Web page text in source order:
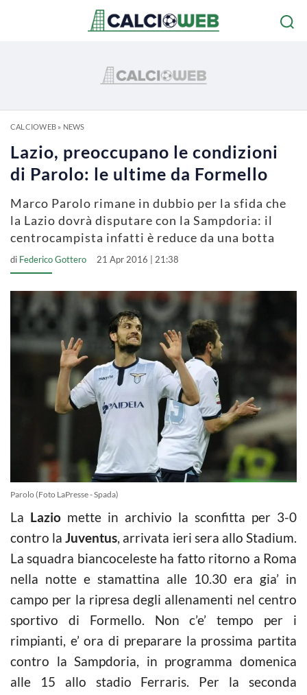
CALCIOWEB» NEWS
Lazio, preoccupano le condizioni
di Parolo: le ultime da Formello
Marco Parolo rimane in dubbio per la sfida che
la Lazio dovrà disputare con la Sampdoria: il
centrocampista infatti è reduce da una botta
di Federico Gottero 21 Apr 2016 | 21:38
Parolo (Foto LaPresse - Spada)
La Lazio mette in archivio la sconfitta per 3-0
contro laJuventus, arrivata ieri sera allo Stadium.
La squadra biancoceleste ha fatto ritorno a Roma
nella notte e stamattina alle 10.30 era gia’ in
campo per la ripresa degli allenamenti nel centro
sportivo di Formello. Non c’e’ tempo per i
rimpianti, e’ ora di preparare la prossima partita
contro la Sampdoria, in programma domenica
alle 15 allo stadio Ferraris. Per la seconda